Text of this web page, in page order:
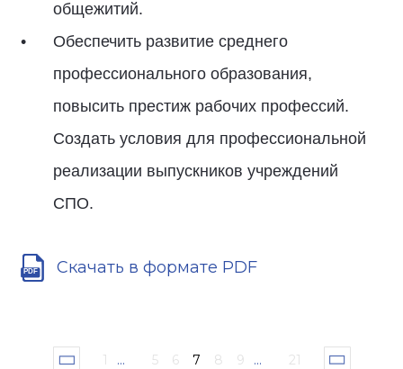
общежитий.
Обеспечить развитие среднего
профессионального образования,
повысить престиж рабочих профессий.
Создать условия для профессиональной
реализации выпускников учреждений
СПО.
Скачать в формате PDF
1 ... 5 6 7 8 9 ... 21